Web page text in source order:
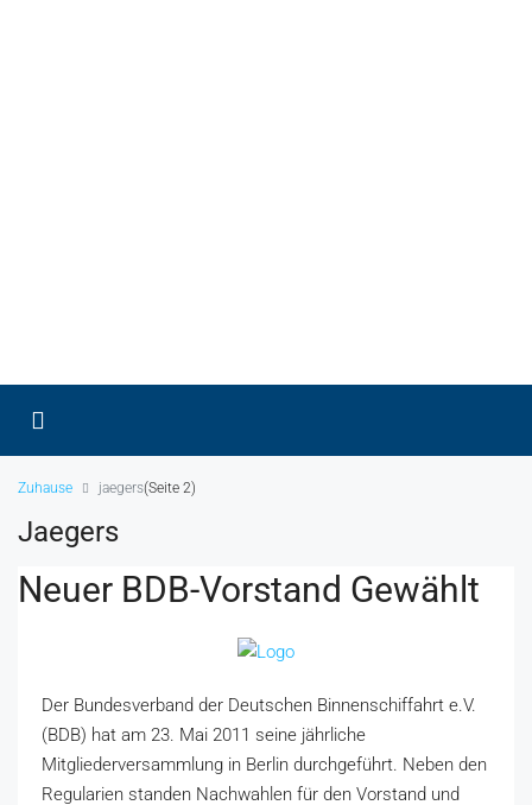
Zuhause jaegers(Seite 2)
Jaegers
Neuer BDB-Vorstand Gewählt
Der Bundesverband der Deutschen Binnenschiffahrt e.V.
(BDB) hat am 23. Mai 2011 seine jährliche
Mitgliederversammlung in Berlin durchgeführt. Neben den
Regularien standen Nachwahlen für den Vorstand und